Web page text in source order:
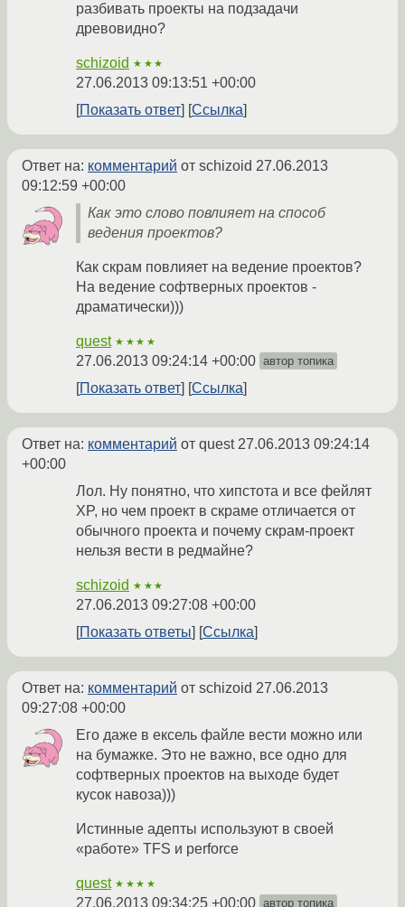
разбивать проекты на подзадачи
древовидно?
schizoid ★★★
27.06.2013 09:13:51 +00:00
Показать ответ
Ссылка
Ответ на: комментарий от schizoid 27.06.2013
09:12:59 +00:00
Как это слово повлияет на способ
ведения проектов?
Как скрам повлияет на ведение проектов?
На ведение софтверных проектов -
драматически)))
quest ★★★★
27.06.2013 09:24:14 +00:00 автор топика
Показать ответ Ссылка
Ответ на: комментарий от quest 27.06.2013 09:24:14
+00:00
Лол. Ну понятно, что хипстота и все фейлят
XP, но чем проект в скраме отличается от
обычного проекта и почему скрам-проект
нельзя вести в редмайне?
schizoid ★★★
27.06.2013 09:27:08 +00:00
Показать ответы
Ссылка
Ответ на: комментарий от schizoid 27.06.2013
09:27:08 +00:00
Его даже в ексель файле вести можно или
на бумажке. Это не важно, все одно для
софтверных проектов на выходе будет
кусок навоза)))
Истинные адепты используют в своей
«работе» TFS и perforce
quest ★★★★
27.06.2013 09:34:25 +00:00 автор топика